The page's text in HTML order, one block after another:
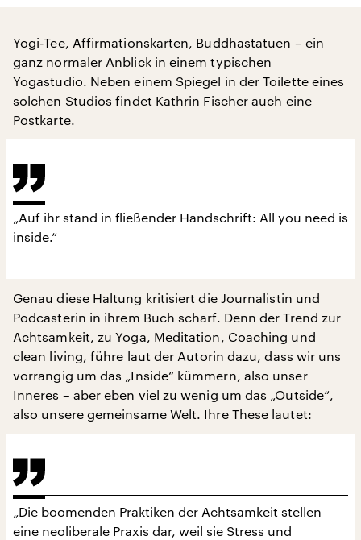
Yogi-Tee, Affirmationskarten, Buddhastatuen – ein
ganz normaler Anblick in einem typischen
Yogastudio. Neben einem Spiegel in der Toilette eines
solchen Studios findet Kathrin Fischer auch eine
Postkarte.
„Auf ihr stand in fließender Handschrift: All you need is
inside.“
Genau diese Haltung kritisiert die Journalistin und
Podcasterin in ihrem Buch scharf. Denn der Trend zur
Achtsamkeit, zu Yoga, Meditation, Coaching und
clean living, führe laut der Autorin dazu, dass wir uns
vorrangig um das „Inside“ kümmern, also unser
Inneres – aber eben viel zu wenig um das „Outside“,
also unsere gemeinsame Welt. Ihre These lautet:
„Die boomenden Praktiken der Achtsamkeit stellen
eine neoliberale Praxis dar, weil sie Stress und